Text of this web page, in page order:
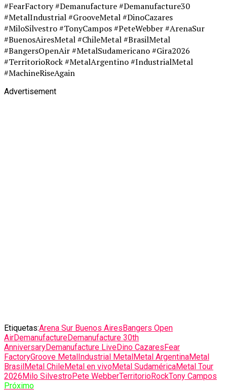
#FearFactory #Demanufacture #Demanufacture30
#MetalIndustrial #GrooveMetal #DinoCazares
#MiloSilvestro #TonyCampos #PeteWebber #ArenaSur
#BuenosAiresMetal #ChileMetal #BrasilMetal
#BangersOpenAir #MetalSudamericano #Gira2026
#TerritorioRock #MetalArgentino #IndustrialMetal
#MachineRiseAgain
Advertisement
Etiquetas:Arena Sur Buenos Aires Bangers Open
AirDemanufactureDemanufacture 30th
AnniversaryDemanufacture LiveDino Cazares Fear
FactoryGroove Metal Industrial Metal Metal ArgentinaMetal
Brasil Metal ChileMetal en vivoMetal SudaméricaMetal Tour
2026 Milo SilvestroPete WebberTerritorioRockTony Campos
Próximo